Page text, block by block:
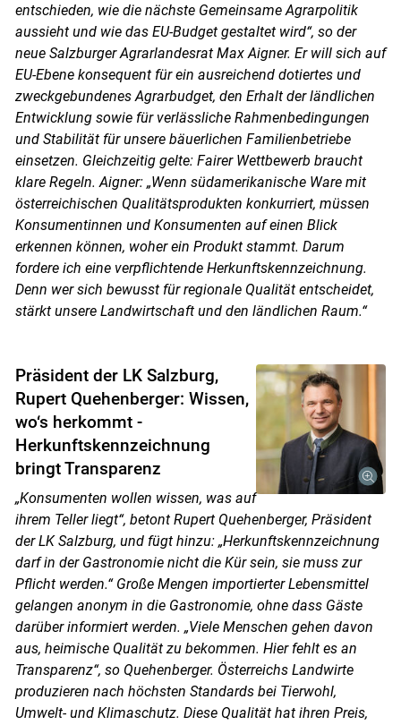
entschieden, wie die nächste Gemeinsame Agrarpolitik
aussieht und wie das EU-Budget gestaltet wird“, so der
neue Salzburger Agrarlandesrat Max Aigner. Er will sich auf
EU-Ebene konsequent für ein ausreichend dotiertes und
zweckgebundenes Agrarbudget, den Erhalt der ländlichen
Entwicklung sowie für verlässliche Rahmenbedingungen
und Stabilität für unsere bäuerlichen Familienbetriebe
einsetzen. Gleichzeitig gelte: Fairer Wettbewerb braucht
klare Regeln. Aigner: „Wenn südamerikanische Ware mit
österreichischen Qualitätsprodukten konkurriert, müssen
Konsumentinnen und Konsumenten auf einen Blick
erkennen können, woher ein Produkt stammt. Darum
fordere ich eine verpflichtende Herkunftskennzeichnung.
Denn wer sich bewusst für regionale Qualität entscheidet,
stärkt unsere Landwirtschaft und den ländlichen Raum.“
Präsident der LK Salzburg,
Rupert Quehenberger: Wissen,
wo‘s herkommt -
Herkunftskennzeichnung
bringt Transparenz
„Konsumenten wollen wissen, was auf
ihrem Teller liegt“, betont Rupert Quehenberger, Präsident
der LK Salzburg, und fügt hinzu: „Herkunftskennzeichnung
darf in der Gastronomie nicht die Kür sein, sie muss zur
Pflicht werden.“ Große Mengen importierter Lebensmittel
gelangen anonym in die Gastronomie, ohne dass Gäste
darüber informiert werden. „Viele Menschen gehen davon
aus, heimische Qualität zu bekommen. Hier fehlt es an
Transparenz“, so Quehenberger. Österreichs Landwirte
produzieren nach höchsten Standards bei Tierwohl,
Umwelt- und Klimaschutz. Diese Qualität hat ihren Preis,